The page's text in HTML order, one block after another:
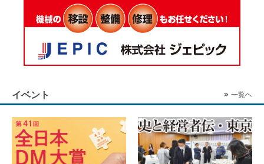
イベント 一覧へ